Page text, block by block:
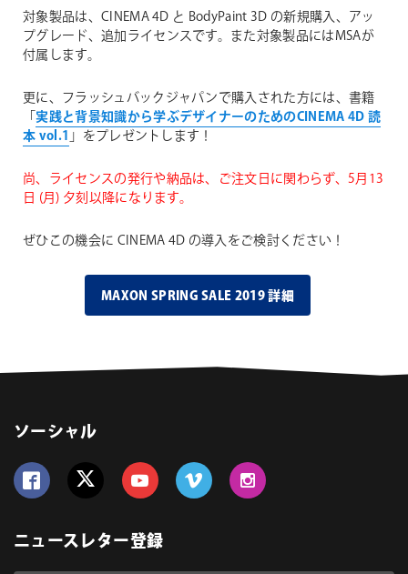
対象製品は、CINEMA 4D と BodyPaint 3D の新規購入、アッ
プグレード、追加ライセンスです。また対象製品にはMSAが
付属します。
更に、フラッシュバックジャパンで購入された方には、書籍
「実践と背景知識から学ぶデザイナーのためのCINEMA 4D 読
本 vol.1」をプレゼントします！
尚、ライセンスの発行や納品は、ご注文日に関わらず、5月13
日 (月) 夕刻以降になります。
ぜひこの機会に CINEMA 4D の導入をご検討ください！
MAXON SPRING SALE 2019 詳細
ソーシャル
ニュースレター登録